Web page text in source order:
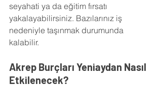
seyahati ya da eğitim fırsatı
yakalayabilirsiniz. Bazılarınız iş
nedeniyle taşınmak durumunda
kalabilir.
Akrep Burçları Yeniaydan Nasıl
Etkilenecek?